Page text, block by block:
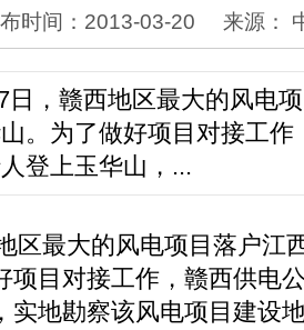
时间：2013-03-20 来源：
日，赣西地区最大的风电
。为了做好项目对接工作
登上玉华山，...
最大的风电项目落户江
项目对接工作，赣西供电
实地勘察该风电项目建设